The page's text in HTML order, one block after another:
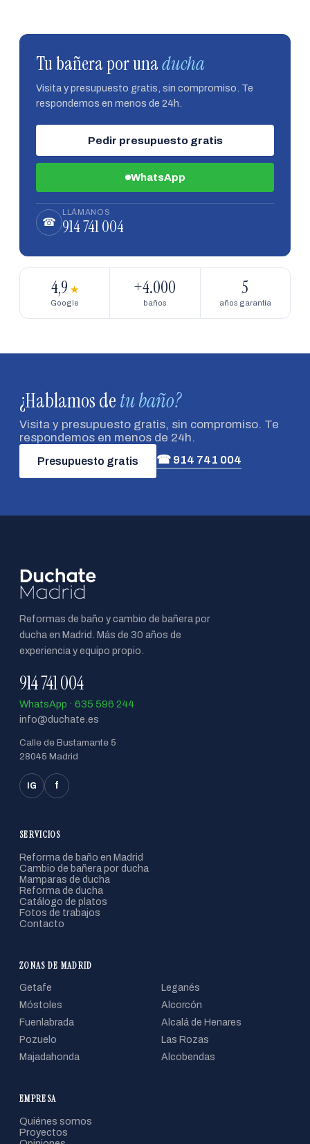
Tu bañera por unaducha
Visita y presupuesto gratis, sin compromiso. Te
respondemos en menos de 24h.
Pedir presupuesto gratis
WhatsApp
☎
LLÁMANOS
914 741 004
4,9 ★
Google
+4.000
baños
5
años garantía
¿Hablamos detu baño?
Visita y presupuesto gratis, sin compromiso. Te
respondemos en menos de 24h.
Presupuesto gratis ☎ 914 741 004
Reformas de baño y cambio de bañera por
ducha en Madrid. Más de 30 años de
experiencia y equipo propio.
914 741 004
WhatsApp · 635 596 244
info@duchate.es
Calle de Bustamante 5
28045 Madrid
IG f
SERVICIOS
Reforma de baño en Madrid
Cambio de bañera por ducha
Mamparas de ducha
Reforma de ducha
Catálogo de platos
Fotos de trabajos
Contacto
ZONAS DE MADRID
Getafe
Leganés
Móstoles
Alcorcón
Fuenlabrada
Alcalá de Henares
Pozuelo
Las Rozas
Majadahonda
Alcobendas
EMPRESA
Quiénes somos
Proyectos